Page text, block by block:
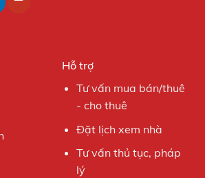
Hỗ trợ
Tư vấn mua bán/thuê
- cho thuê
Đặt lịch xem nhà
Tư vấn thủ tục, pháp
lý